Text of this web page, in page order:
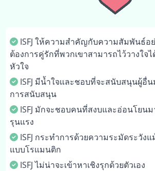
ISFJ ให้ความสำคัญกับความสัมพันธ์อย่
ต้องการคู่รักที่พวกเขาสามารถไว้วางใจ
หัวใจ
ISFJ มีน้ำใจและชอบที่จะสนับสนุนผู้อื่
การสนับสนุน
ISFJ มักจะชอบคนที่สงบและอ่อนโยน
รุนแรง
ISFJ กระทำการด้วยความระมัดระวัง
แบบโรแมนติก
ISFJ ไม่น่าจะเข้าหาเชิงรุกด้วยตัวเอง